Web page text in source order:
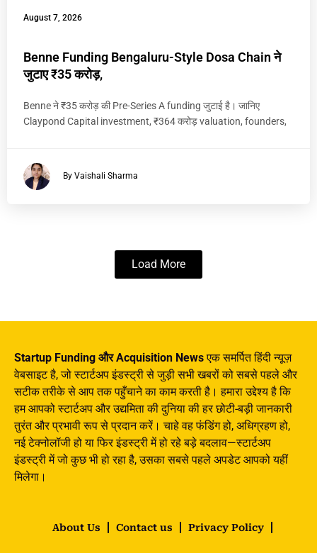
August 7, 2026
Benne Funding Bengaluru-Style Dosa Chain ने
जुटाए ₹35 करोड़,
Benne ने ₹35 करोड़ की Pre-Series A funding जुटाई है। जानिए
Claypond Capital investment, ₹364 करोड़ valuation, founders,
By Vaishali Sharma
Load More
Startup Funding और Acquisition Newsएक समर्पित हिंदी न्यूज़
वेबसाइट है, जो स्टार्टअप इंडस्ट्री से जुड़ी सभी खबरों को सबसे पहले और
सटीक तरीके से आप तक पहुँचाने का काम करती है। हमारा उद्देश्य है कि
हम आपको स्टार्टअप और उद्यमिता की दुनिया की हर छोटी-बड़ी जानकारी
तुरंत और प्रभावी रूप से प्रदान करें। चाहे वह फंडिंग हो, अधिग्रहण हो,
नई टेक्नोलॉजी हो या फिर इंडस्ट्री में हो रहे बड़े बदलाव—स्टार्टअप
इंडस्ट्री में जो कुछ भी हो रहा है, उसका सबसे पहले अपडेट आपको यहीं
मिलेगा।
About Us Contact us Privacy Policy